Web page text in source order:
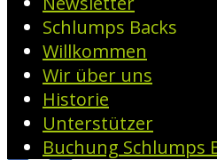
Schlumps Backs
Willkommen
Wir über uns
Historie
Unterstützer
Buchung Schlumps